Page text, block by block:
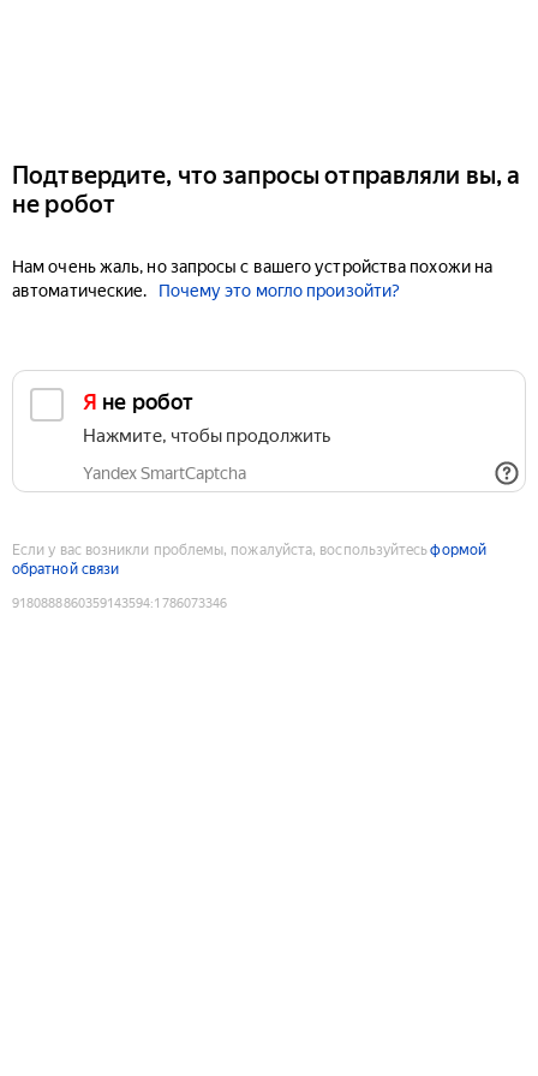
Подтвердите, что запросы отправляли вы, а
не робот
Нам очень жаль, но запросы с вашего устройства похожи на
автоматические.
Почему это могло произойти?
Я не робот
Нажмите, чтобы продолжить
Yandex SmartCaptcha
Если у вас возникли проблемы, пожалуйста, воспользуйтесьформой
обратной связи
9180888860359143594:1786073346